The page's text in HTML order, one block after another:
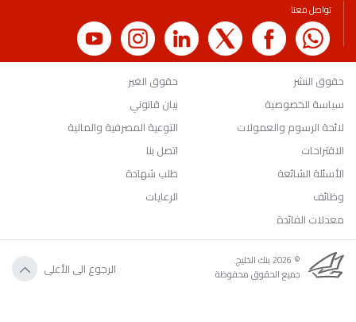
تواصل معنا
حقوق النشر
حقوق الغير
سياسة الخصوصية
بيان قانوني
لائحة الرسوم والعمولات
التوعية المصرفية والمالية
الاقتراحات
اتصل بنا
الأسئلة الشائعة
طلب شهادة
وظائف
الرعايات
معدلات الفائدة
© 2026 بنك الخليج.
جميع الحقوق محفوظة
الرجوع الى الأعلى